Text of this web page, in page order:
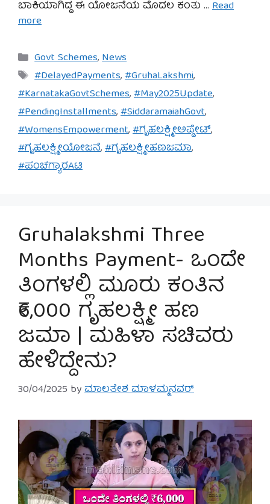
ಬಾಕಿಯಾಗಿದ್ದ ಈ ಯೋಜನೆಯ ಮೊದಲ ಕಂತು … Read
more
Categories
Govt Schemes,News
Tags
#DelayedPayments,#GruhaLakshmi,
#KarnatakaGovtSchemes,#May2025Update,
#PendingInstallments,#SiddaramaiahGovt,
#WomensEmpowerment,#ಗೃಹಲಕ್ಷ್ಮೀಅಪ್ಡೇಟ್,
#ಗೃಹಲಕ್ಷ್ಮೀಯೋಜನೆ,#ಗೃಹಲಕ್ಷ್ಮೀಹಣಜಮಾ,
#ಪಂಚಗ್ಯಾರAಟಿ
Gruhalakshmi Three
Months Payment- ಒಂದೇ
ತಿಂಗಳಲ್ಲಿ ಮೂರು ಕಂತಿನ
₹6,000 ಗೃಹಲಕ್ಷ್ಮೀ ಹಣ
ಜಮಾ | ಮಹಿಳಾ ಸಚಿವರು
ಹೇಳಿದ್ದೇನು?
30/04/2025 byಮಾಲತೇಶ ಮಾಳಮ್ಮನವರ್